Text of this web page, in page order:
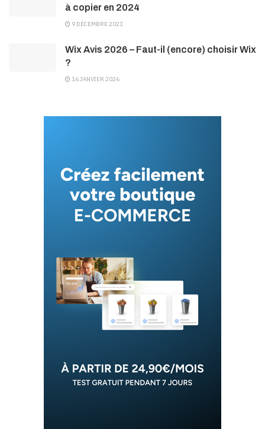
à copier en 2024
9 DÉCEMBRE 2023
Wix Avis 2026 – Faut-il (encore) choisir Wix
?
16 JANVIER 2026